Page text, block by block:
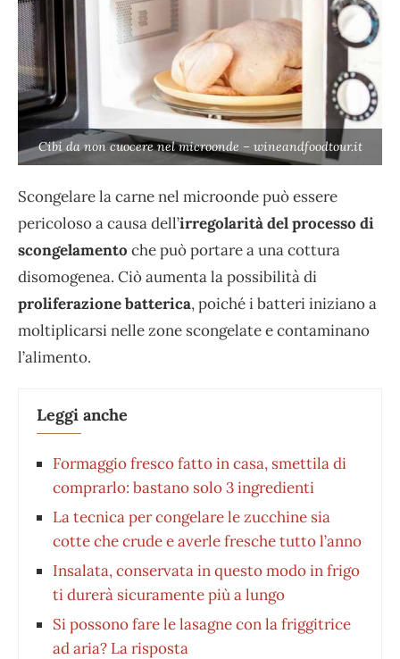
Cibi da non cuocere nel microonde – wineandfoodtour.it
Scongelare la carne nel microonde può essere
pericoloso a causa dell’irregolarità del processo di
scongelamento che può portare a una cottura
disomogenea. Ciò aumenta la possibilità di
proliferazione batterica, poiché i batteri iniziano a
moltiplicarsi nelle zone scongelate e contaminano
l’alimento.
Leggi anche
Formaggio fresco fatto in casa, smettila di
comprarlo: bastano solo 3 ingredienti
La tecnica per congelare le zucchine sia
cotte che crude e averle fresche tutto l’anno
Insalata, conservata in questo modo in frigo
ti durerà sicuramente più a lungo
Si possono fare le lasagne con la friggitrice
ad aria? La risposta